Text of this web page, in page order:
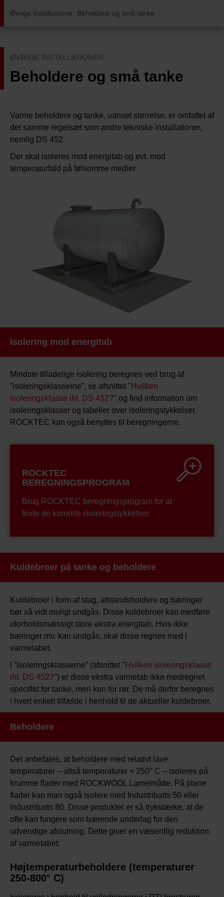
Øvrige installationer: Beholdere og små tanke
ØVRIGE INSTALLATIONER
Beholdere og små tanke
Varme beholdere og tanke, uanset størrelse, er omfattet af
det samme regelsæt som andre tekniske installationer,
nemlig DS 452.
Der skal isoleres mod energitab og evt. mod
temperaturfald på følsomme medier.
Isolering mod energitab
Mindste tilladelige isolering beregnes ved brug af
”isoleringsklasserne”, se afsnittet " Hvilken
isoleringsklasse iht. DS 452?" og find information om
isoleringsklasser og tabeller over isoleringstykkelser.
ROCKTEC kan også benyttes til beregningerne.
ROCKTEC
BEREGNINGSPROGRAM
Brug ROCKTEC beregningsprogram for at
finde de korrekte isoleringstykkelser.
Kuldebroer på tanke og beholdere
Kuldebroer i form af stag, afstandsholdere og bæringer
bør så vidt muligt undgås. Disse kuldebroer kan medføre
uforholdsmæssigt store ekstra energitab. Hvis ikke
bæringer mv. kan undgås, skal disse regnes med i
varmetabet.
I ”Isoleringsklasserne” (afsnittet "Hvilken isoleringsklasse
iht. DS 452?") er disse ekstra varmetab ikke medregnet
specifikt for tanke, men kun for rør. De må derfor beregnes
i hvert enkelt tilfælde i henhold til de aktueller kuldebroer.
Beholdere
Det anbefales, at beholdere med relativt lave
temperaturer – altså temperaturer < 250° C – isoleres på
krumme flader med ROCKWOOL Lamelmåtte. På plane
flader kan man også isolere med Industribatts 50 eller
Industribatts 80. Disse produkter er så trykstærke, at de
ofte kan fungere som bærende underlag for den
udvendige afslutning. Dette giver en væsentlig reduktion
af varmetabet.
Højtemperaturbeholdere (temperaturer
250-800° C)